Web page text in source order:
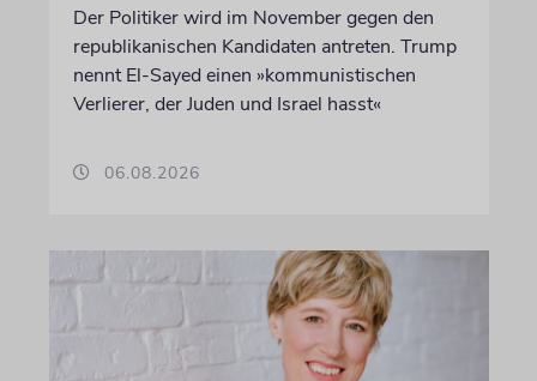
Der Politiker wird im November gegen den
republikanischen Kandidaten antreten. Trump
nennt El-Sayed einen »kommunistischen
Verlierer, der Juden und Israel hasst«
06.08.2026